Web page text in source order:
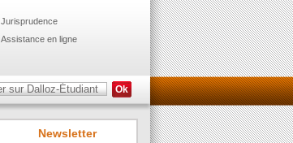
Jurisprudence
Assistance en ligne
Newsletter